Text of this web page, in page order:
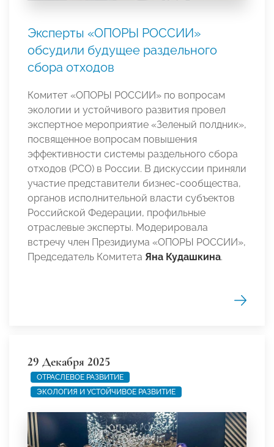
Эксперты «ОПОРЫ РОССИИ»
обсудили будущее раздельного
сбора отходов
Комитет «ОПОРЫ РОССИИ» по вопросам
экологии и устойчивого развития провел
экспертное мероприятие «Зеленый полдник»,
посвященное вопросам повышения
эффективности системы раздельного сбора
отходов (РСО) в России. В дискуссии приняли
участие представители бизнес-сообщества,
органов исполнительной власти субъектов
Российской Федерации, профильные
отраслевые эксперты. Модерировала
встречу член Президиума «ОПОРЫ РОССИИ»,
Председатель Комитета Яна Кудашкина.
29 Декабря 2025
ОТРАСЛЕВОЕ РАЗВИТИЕ
ЭКОЛОГИЯ И УСТОЙЧИВОЕ РАЗВИТИЕ